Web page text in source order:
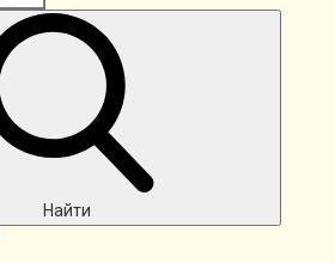
Найти